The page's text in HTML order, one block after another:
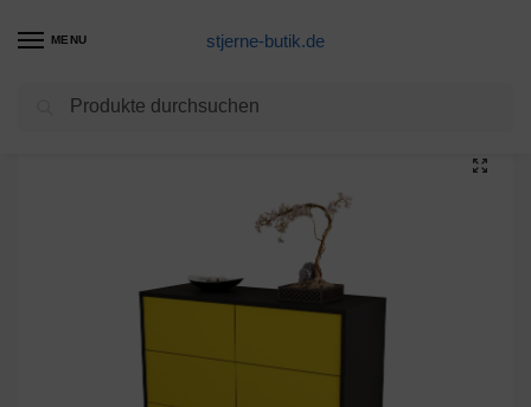
MENU stjerne-butik.de
Unkategorisiert / Sideboard Tempe, Gelb, hängend (92x79x35cm)